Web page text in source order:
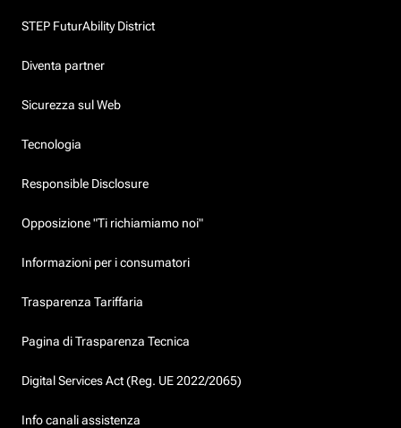
STEP FuturAbility District
Diventa partner
Sicurezza sul Web
Tecnologia
Responsible Disclosure
Opposizione "Ti richiamiamo noi"
Informazioni per i consumatori
Trasparenza Tariffaria
Pagina di Trasparenza Tecnica
Digital Services Act (Reg. UE 2022/2065)
Info canali assistenza